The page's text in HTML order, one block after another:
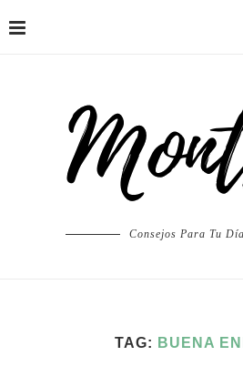
Consejos Para Tu
TAG: BUENA